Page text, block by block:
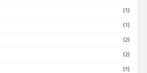
(1)
(1)
(2)
(2)
(1)